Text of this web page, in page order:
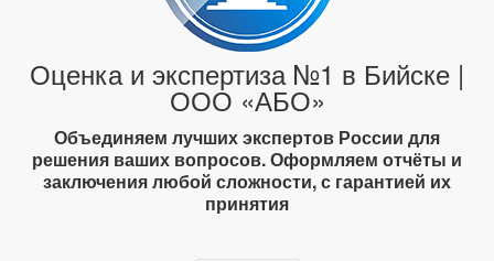
Оценка и экспертиза №1 в Бийске |
ООО «АБО»
Объединяем лучших экспертов России для
решения ваших вопросов. Оформляем отчёты и
заключения любой сложности, с гарантией их
принятия